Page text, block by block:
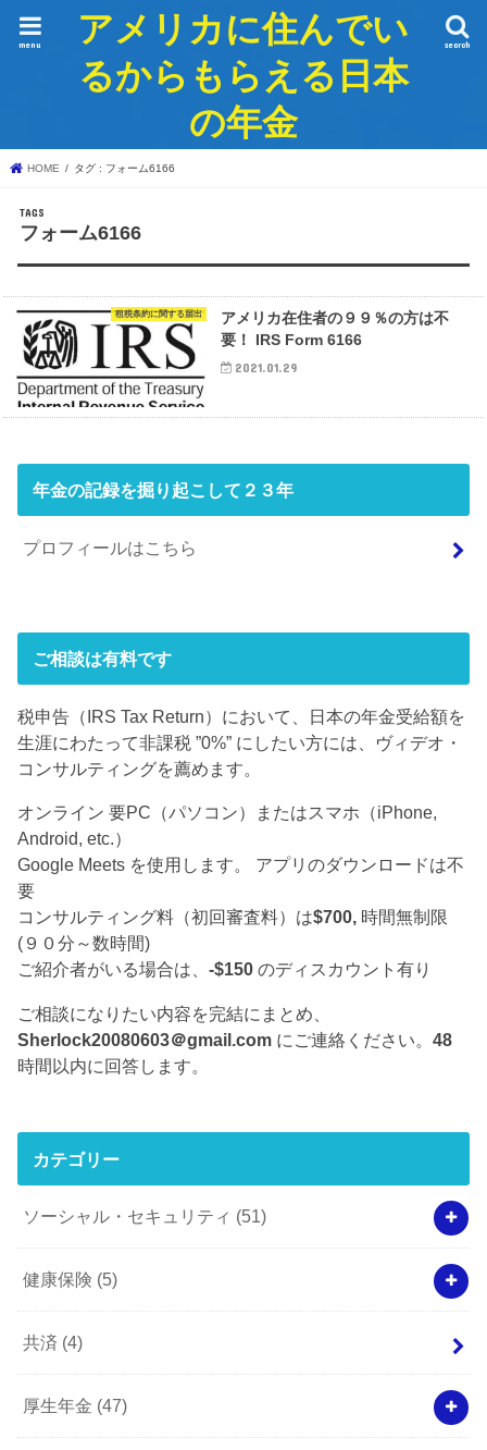
アメリカに住んでい
るからもらえる日本
の年金
search
menu
HOME タグ : フォーム6166
フォーム6166
租税条約に関する届出
アメリカ在住者の９９％の方は不
要！ IRS Form 6166
2021.01.29
年金の記録を掘り起こして２３年
プロフィールはこちら
ご相談は有料です
税申告（IRS Tax Return）において、日本の年金受給額を
生涯にわたって非課税 ”0%” にしたい方には、ヴィデオ・
コンサルティングを薦めます。
オンライン 要PC（パソコン）またはスマホ（iPhone,
Android, etc.）
Google Meets を使用します。 アプリのダウンロードは不
要
コンサルティング料（初回審査料）は$700, 時間無制限
(９０分～数時間)
ご紹介者がいる場合は、-$150 のディスカウント有り
ご相談になりたい内容を完結にまとめ、
Sherlock20080603＠gmail.com にご連絡ください。48
時間以内に回答します。
カテゴリー
ソーシャル・セキュリティ (51)
健康保険 (5)
共済 (4)
厚生年金 (47)